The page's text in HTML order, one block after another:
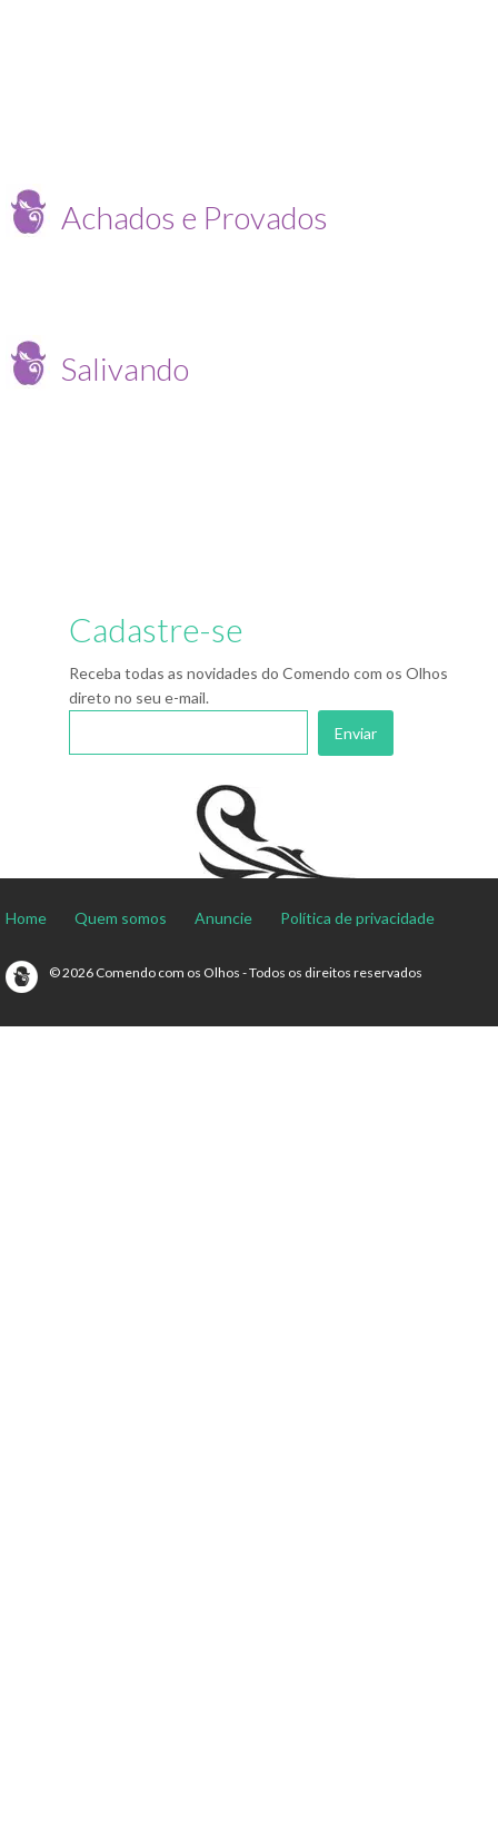
Achados e Provados
Salivando
Cadastre-se
Receba todas as novidades do Comendo com os Olhos
direto no seu e-mail.
Home Quem somos Anuncie Política de privacidade
© 2026 Comendo com os Olhos - Todos os direitos reservados